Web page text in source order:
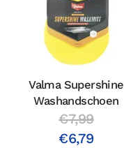
Valma Supershine
Washandschoen
€7,99
€6,79